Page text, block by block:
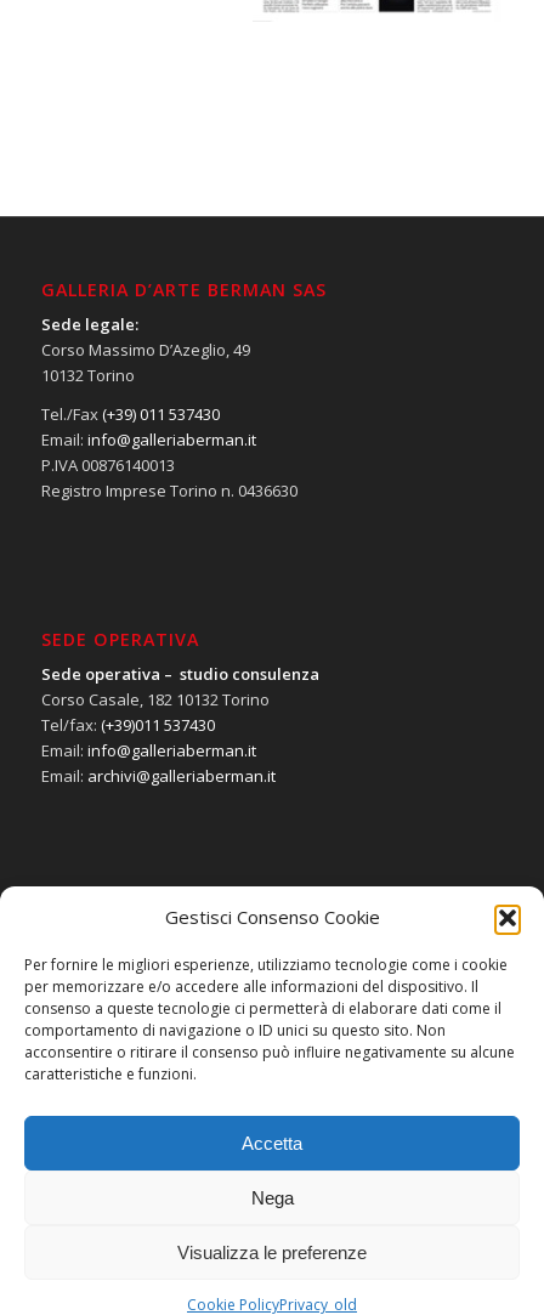
Gestisci Consenso Cookie
Per fornire le migliori esperienze, utilizziamo tecnologie come i cookie
per memorizzare e/o accedere alle informazioni del dispositivo. Il
consenso a queste tecnologie ci permetterà di elaborare dati come il
comportamento di navigazione o ID unici su questo sito. Non
acconsentire o ritirare il consenso può influire negativamente su alcune
caratteristiche e funzioni.
Accetta
Nega
Visualizza le preferenze
Cookie PolicyPrivacy_old
GALLERIA D’ARTE BERMAN SAS
Sede legale:
Corso Massimo D’Azeglio, 49
10132 Torino
Tel./Fax(+39) 011 537430
Email: info@galleriaberman.it
P.IVA 00876140013
Registro Imprese Torino n. 0436630
SEDE OPERATIVA
Sede operativa – studio consulenza
Corso Casale, 182 10132 Torino
Tel/fax: (+39)011 537430
Email: info@galleriaberman.it
Email: archivi@galleriaberman.it